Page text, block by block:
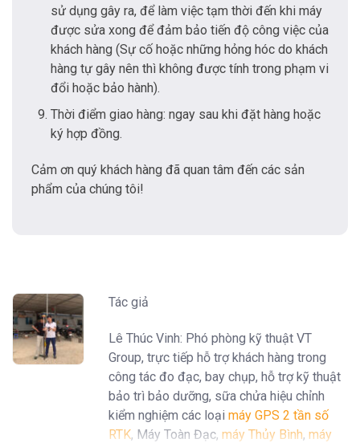
sử dụng gây ra, để làm việc tạm thời đến khi máy
được sửa xong để đảm bảo tiến độ công việc của
khách hàng (Sự cố hoặc những hỏng hóc do khách
hàng tự gây nên thì không được tính trong phạm vi
đổi hoặc bảo hành).
Thời điểm giao hàng: ngay sau khi đặt hàng hoặc
ký hợp đồng.
Cảm ơn quý khách hàng đã quan tâm đến các sản
phẩm của chúng tôi!
Tác giả
Lê Thúc Vinh: Phó phòng kỹ thuật VT
Group, trực tiếp hỗ trợ khách hàng trong
công tác đo đạc, bay chụp, hỗ trợ kỹ thuật
bảo trì bảo dưỡng, sữa chửa hiệu chỉnh
kiểm nghiệm các loại máy GPS 2 tần số
RTK, Máy Toàn Đạc, máy Thủy Bình, máy